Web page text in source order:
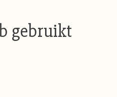
gebruikt